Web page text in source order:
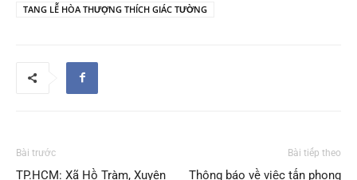
TANG LỄ HÒA THƯỢNG THÍCH GIÁC TƯỜNG
Bài trước
TP.HCM: Xã Hồ Tràm, Xuyên
Bài tiếp theo
Thông báo về việc tấn phong